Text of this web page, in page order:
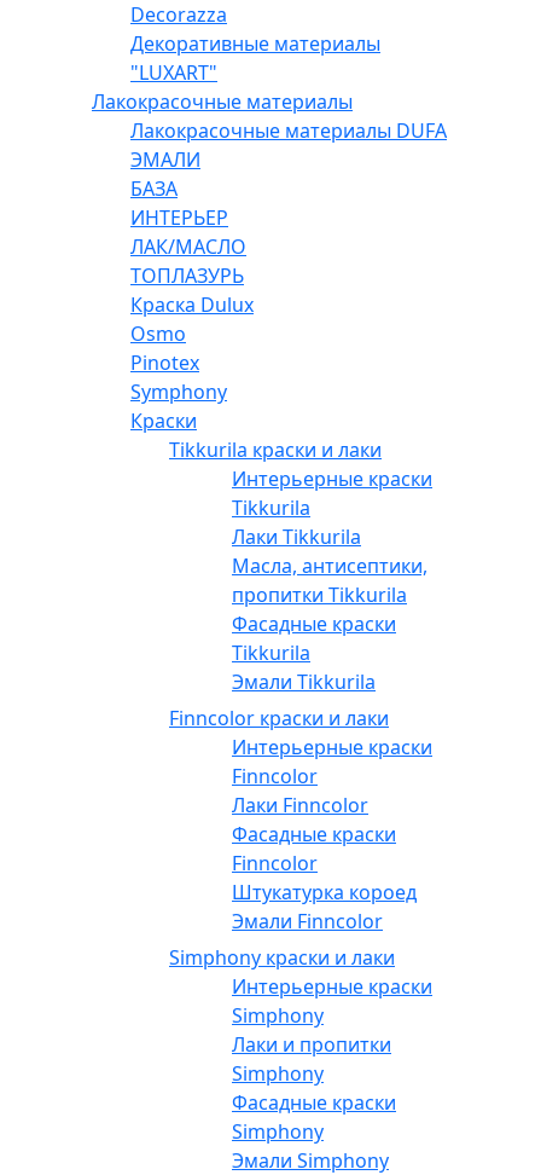
Decorazza
Декоративные материалы
"LUXART"
Лакокрасочные материалы
Лакокрасочные материалы DUFA
ЭМАЛИ
БАЗА
ИНТЕРЬЕР
ЛАК/МАСЛО
ТОПЛАЗУРЬ
Краска Dulux
Osmo
Pinotex
Symphony
Краски
Tikkurila краски и лаки
Интерьерные краски
Tikkurila
Лаки Tikkurila
Масла, антисептики,
пропитки Tikkurila
Фасадные краски
Tikkurila
Эмали Tikkurila
Finncolor краски и лаки
Интерьерные краски
Finncolor
Лаки Finncolor
Фасадные краски
Finncolor
Штукатурка короед
Эмали Finncolor
Simphony краски и лаки
Интерьерные краски
Simphony
Лаки и пропитки
Simphony
Фасадные краски
Simphony
Эмали Simphony